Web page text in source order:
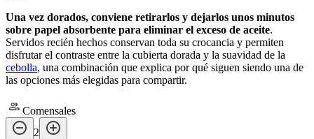
Una vez dorados, conviene retirarlos y dejarlos unos minutos
sobre papel absorbente para eliminar el exceso de aceite.
Servidos recién hechos conservan toda su crocancia y permiten
disfrutar el contraste entre la cubierta dorada y la suavidad de la
cebolla, una combinación que explica por qué siguen siendo una de
las opciones más elegidas para compartir.
Comensales
2